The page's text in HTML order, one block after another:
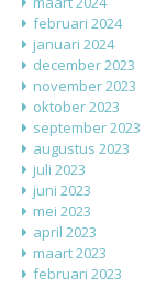
februari 2024
januari 2024
december 2023
november 2023
oktober 2023
september 2023
augustus 2023
juli 2023
juni 2023
mei 2023
april 2023
maart 2023
februari 2023